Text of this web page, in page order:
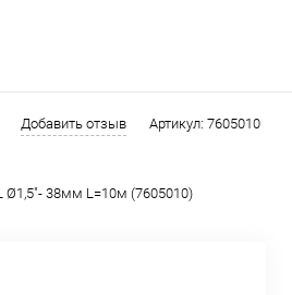
Добавить отзыв Артикул: 7605010
Ø1,5"- 38мм L=10м (7605010)